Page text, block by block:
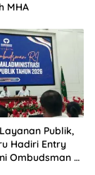
MHA
Publik,
Hadiri Entry
Ombudsman RI